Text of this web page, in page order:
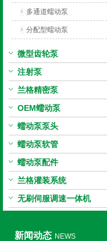
多通道蠕动泵
分配型蠕动泵
微型齿轮泵
注射泵
兰格精密泵
OEM蠕动泵
蠕动泵泵头
蠕动泵软管
蠕动泵配件
兰格灌装系统
无刷伺服调速一体机
新闻动态 NEWS